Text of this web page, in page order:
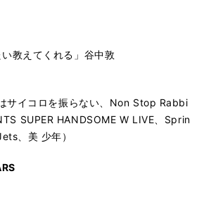
い教えてくれる」谷中敦
サイコロを振らない、Non Stop Rabbi
SUPER HANDSOME W LIVE、Sprin
、美 少年）